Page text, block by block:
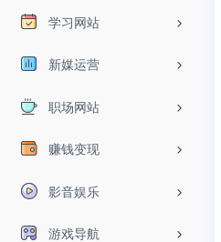
学习网站
新媒运营
职场网站
赚钱变现
影音娱乐
游戏导航